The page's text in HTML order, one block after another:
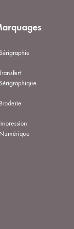
Sérigraphie
Sérigraphique
Broderie
Impression
Numérique